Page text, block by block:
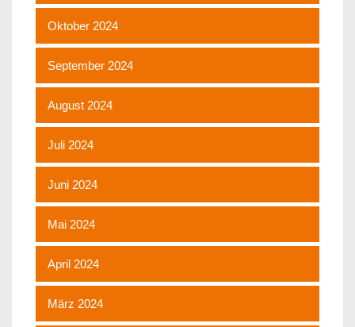
Oktober 2024
September 2024
August 2024
Juli 2024
Juni 2024
Mai 2024
April 2024
März 2024